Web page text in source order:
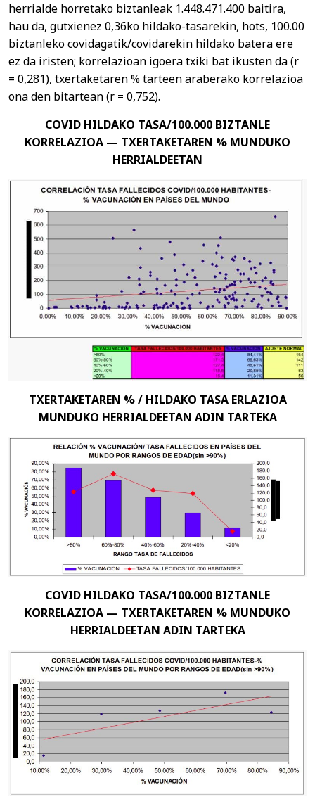
herrialde horretako biztanleak 1.448.471.400 baitira,
hau da, gutxienez 0,36ko hildako-tasarekin, hots, 100.00
biztanleko covidagatik/covidarekin hildako batera ere
ez da iristen; korrelazioan igoera txiki bat ikusten da (r
= 0,281), txertaketaren % tarteen araberako korrelazioa
ona den bitartean (r = 0,752).
COVID HILDAKO TASA/100.000 BIZTANLE
KORRELAZIOA — TXERTAKETAREN % MUNDUKO
HERRIALDEETAN
TXERTAKETAREN % / HILDAKO TASA ERLAZIOA
MUNDUKO HERRIALDEETAN ADIN TARTEKA
COVID HILDAKO TASA/100.000 BIZTANLE
KORRELAZIOA — TXERTAKETAREN % MUNDUKO
HERRIALDEETAN ADIN TARTEKA